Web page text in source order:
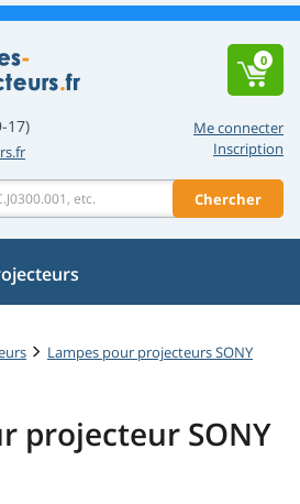
Me connecter
Inscription
17)
Chercher
0
Lampes pour projecteurs SONY
projecteur SONY